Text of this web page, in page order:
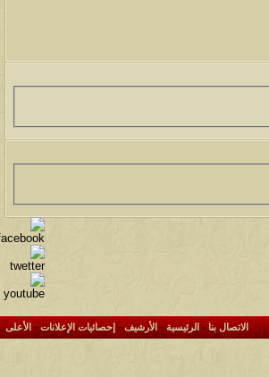
الاتصال بنا- الرئيسية- الأرشيف - إحصائيات الإعلانات- الأعلى